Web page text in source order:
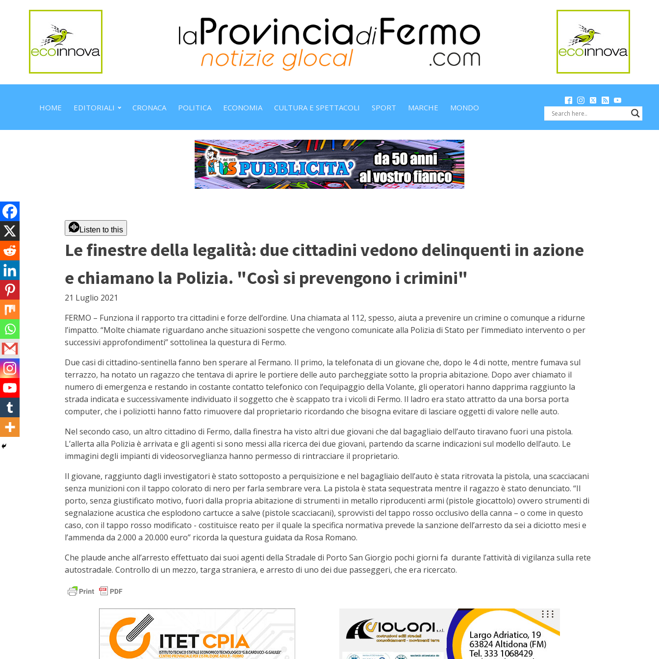
HOME EDITORIALI CRONACA POLITICA ECONOMIA CULTURA E SPETTACOLI SPORT MARCHE MONDO
Listen to this
Le finestre della legalità: due cittadini vedono delinquenti in azione
e chiamano la Polizia. "Così si prevengono i crimini"
21 Luglio 2021
FERMO – Funziona il rapporto tra cittadini e forze dell’ordine. Una chiamata al 112, spesso, aiuta a prevenire un crimine o comunque a ridurne
l’impatto. “Molte chiamate riguardano anche situazioni sospette che vengono comunicate alla Polizia di Stato per l’immediato intervento o per
successivi approfondimenti” sottolinea la questura di Fermo.
Due casi di cittadino-sentinella fanno ben sperare al Fermano. Il primo, la telefonata di un giovane che, dopo le 4 di notte, mentre fumava sul
terrazzo, ha notato un ragazzo che tentava di aprire le portiere delle auto parcheggiate sotto la propria abitazione. Dopo aver chiamato il
numero di emergenza e restando in costante contatto telefonico con l’equipaggio della Volante, gli operatori hanno dapprima raggiunto la
strada indicata e successivamente individuato il soggetto che è scappato tra i vicoli di Fermo. Il ladro era stato attratto da una borsa porta
computer, che i poliziotti hanno fatto rimuovere dal proprietario ricordando che bisogna evitare di lasciare oggetti di valore nelle auto.
Nel secondo caso, un altro cittadino di Fermo, dalla finestra ha visto altri due giovani che dal bagagliaio dell’auto tiravano fuori una pistola.
L’allerta alla Polizia è arrivata e gli agenti si sono messi alla ricerca dei due giovani, partendo da scarne indicazioni sul modello dell’auto. Le
immagini degli impianti di videosorveglianza hanno permesso di rintracciare il proprietario.
Il giovane, raggiunto dagli investigatori è stato sottoposto a perquisizione e nel bagagliaio dell’auto è stata ritrovata la pistola, una scacciacani
senza munizioni con il tappo colorato di nero per farla sembrare vera. La pistola è stata sequestrata mentre il ragazzo è stato denunciato. “Il
porto, senza giustificato motivo, fuori dalla propria abitazione di strumenti in metallo riproducenti armi (pistole giocattolo) ovvero strumenti di
segnalazione acustica che esplodono cartucce a salve (pistole scacciacani), sprovvisti del tappo rosso occlusivo della canna – o come in questo
caso, con il tappo rosso modificato - costituisce reato per il quale la specifica normativa prevede la sanzione dell’arresto da sei a diciotto mesi e
l’ammenda da 2.000 a 20.000 euro” ricorda la questura guidata da Rosa Romano.
Che plaude anche all’arresto effettuato dai suoi agenti della Stradale di Porto San Giorgio pochi giorni fa durante l’attività di vigilanza sulla rete
autostradale. Controllo di un mezzo, targa straniera, e arresto di uno dei due passeggeri, che era ricercato.